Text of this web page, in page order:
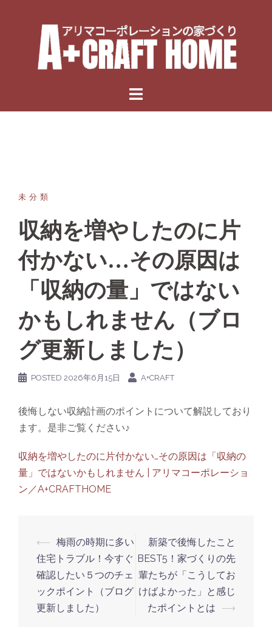
未分類
収納を増やしたのに片
付かない…その原因は
「収納の量」ではない
かもしれません（ブロ
グ更新しました）
POSTED 2026年6月15日 A+CRAFT
後悔しない収納計画のポイントについて解説しており
ます。是非ご覧ください♪
収納を増やしたのに片付かない…その原因は「収納の
量」ではないかもしれません | アリマコーポレーショ
ン／A+CRAFTHOME
Post
navigation
⟵ 梅雨の時期に多い
住宅トラブル！今すぐ
確認したい５つのチェ
ックポイント（ブログ
更新しました）
新築で後悔したこと
BEST5！家づくりの先
輩たちが「こうしてお
けばよかった」と感じ
たポイントとは
⟶